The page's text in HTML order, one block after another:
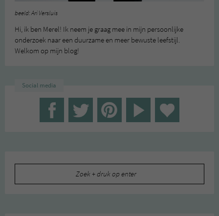
beeld: Ari Versluis
Hi, ik ben Merel! Ik neem je graag mee in mijn persoonlijke
onderzoek naar een duurzame en meer bewuste leefstijl.
Welkom op mijn blog!
Social media